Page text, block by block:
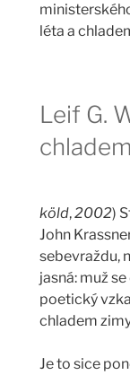
léta a
Leif G.
köld,2002)
John
sebevraždu,
jasná: muž
poetický
chladem
Je to sice